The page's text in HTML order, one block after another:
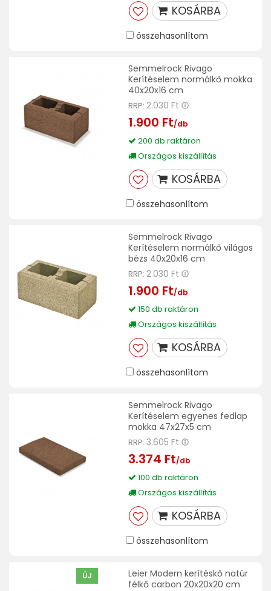
KOSÁRBA
összehasonlítom
Semmelrock Rivago
Kerítéselem normálkő mokka
40x20x16 cm
RRP: 2.030 Ft
1.900 Ft/db
200 db raktáron
Országos kiszállítás
KOSÁRBA
összehasonlítom
Semmelrock Rivago
Kerítéselem normálkő világos
bézs 40x20x16 cm
RRP: 2.030 Ft
1.900 Ft/db
150 db raktáron
Országos kiszállítás
KOSÁRBA
összehasonlítom
Semmelrock Rivago
Kerítéselem egyenes fedlap
mokka 47x27x5 cm
RRP: 3.605 Ft
3.374 Ft/db
100 db raktáron
Országos kiszállítás
KOSÁRBA
összehasonlítom
ÚJ
Leier Modern kerítéskő natúr
félkő carbon 20x20x20 cm